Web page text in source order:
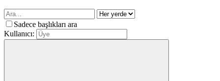
Sadece başlıkları ara
Kullanıcı: